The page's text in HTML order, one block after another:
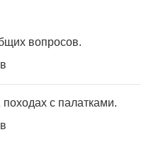
вопросов.
с палатками.